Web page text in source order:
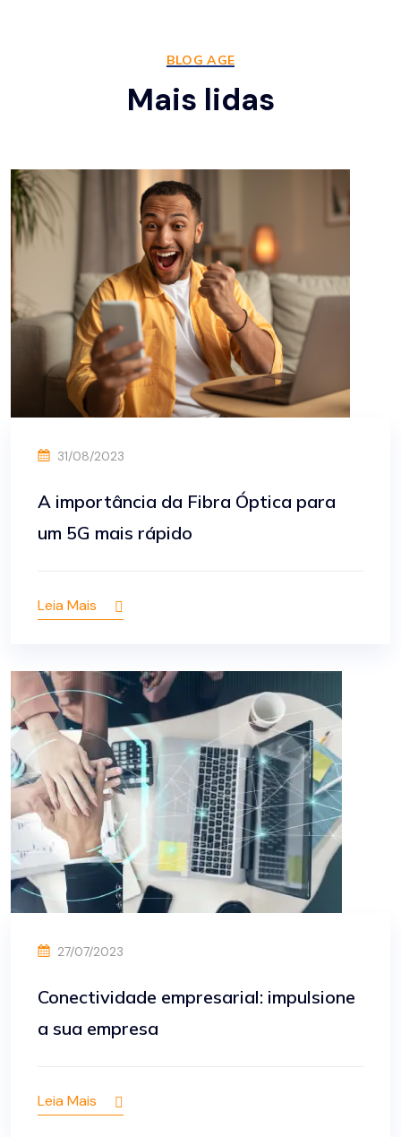
BLOG AGE
Mais lidas
31/08/2023
A importância da Fibra Óptica para
um 5G mais rápido
Leia Mais
27/07/2023
Conectividade empresarial: impulsione
a sua empresa
Leia Mais